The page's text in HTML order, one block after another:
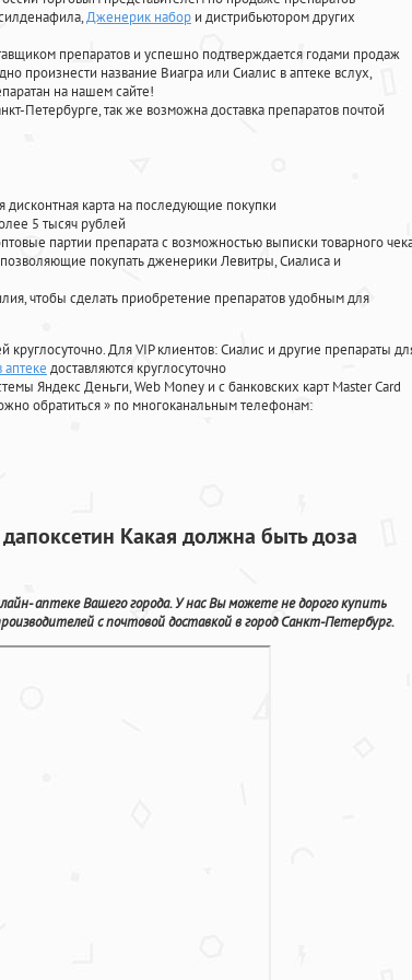
,Дженерик набор и дистрибьютором других
препаратов и успешно подтверждается годами продаж
произнести название Виагра или Сиалис в аптеке вслух,
на нашем сайте!
Петербурге, так же возможна доставка препаратов почтой
дисконтная карта на последующие покупки
5 тысяч рублей
партии препарата с возможностью выписки товарного
покупать дженерики Левитры, Сиалиса и
чтобы сделать приобретение препаратов удобным для
Для VIP клиентов: Сиалис и другие препараты
доставляются круглосуточно
Яндекс Деньги, Web Money и с банковских карт Master Card
обратиться» по многоканальным телефонам:
Какая должна быть доза
аптеке Вашего города. У нас Вы можете не дорого купить
с почтовой доставкой в город Санкт-Петербург.